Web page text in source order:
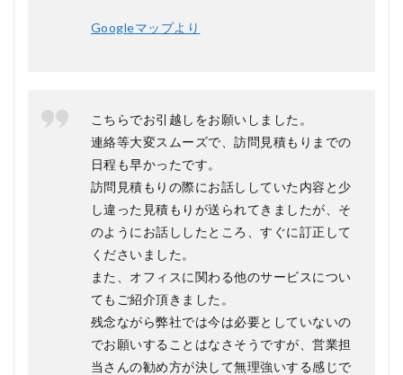
Googleマップより
こちらでお引越しをお願いしました。
連絡等大変スムーズで、訪問見積もりまでの
日程も早かったです。
訪問見積もりの際にお話ししていた内容と少
し違った見積もりが送られてきましたが、そ
のようにお話ししたところ、すぐに訂正して
くださいました。
また、オフィスに関わる他のサービスについ
てもご紹介頂きました。
残念ながら弊社では今は必要としていないの
でお願いすることはなさそうですが、営業担
当さんの勧め方が決して無理強いする感じで